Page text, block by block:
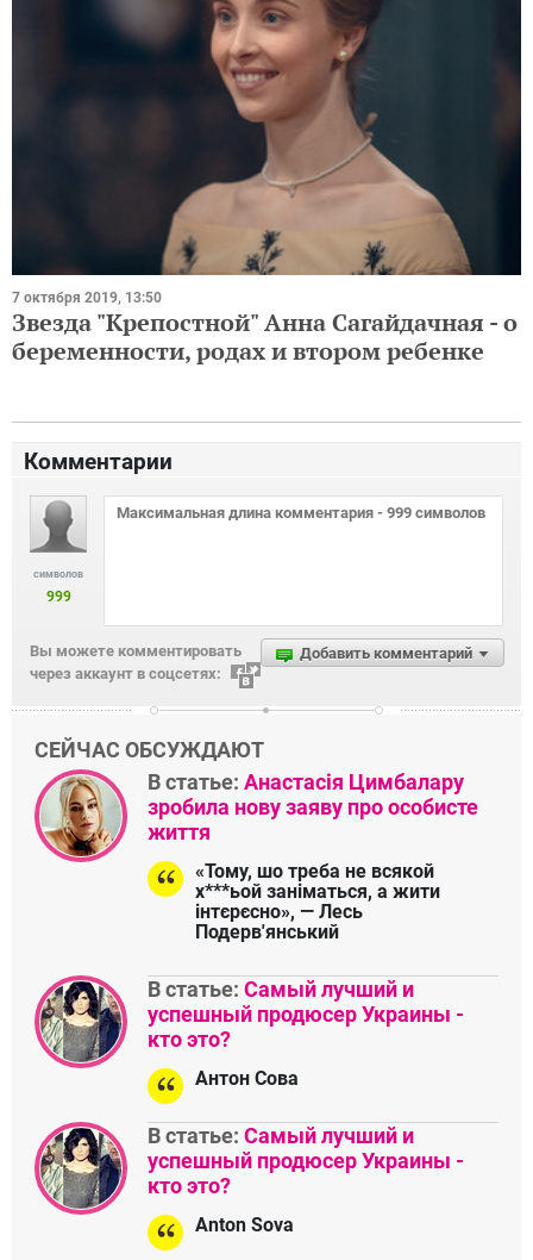
7 октября 2019, 13:50
Звезда "Крепостной" Анна Сагайдачная - о
беременности, родах и втором ребенке
Комментарии
символов
999
Добавить комментарий
Вы можете комментировать
через аккаунт в соцсетях:
СЕЙЧАС ОБСУЖДАЮТ
В статье: Анастасія Цимбалару
зробила нову заяву про особисте
життя
«Тому, шо треба не всякой
х***ьой заніматься, а жити
інтєрєсно», — Лесь
Подерв'янський
В статье: Самый лучший и
успешный продюсер Украины -
кто это?
Антон Сова
В статье: Самый лучший и
успешный продюсер Украины -
кто это?
Anton Sova